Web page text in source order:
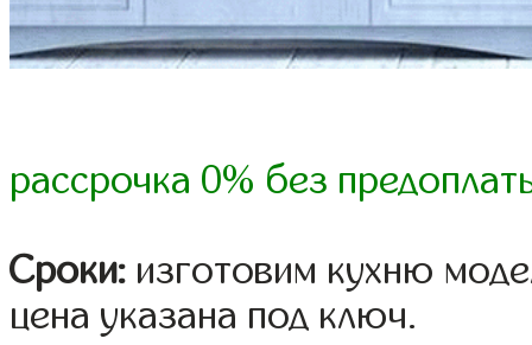
рассрочка 0% без
Сроки: изготовим кухню
цена указана под ключ.